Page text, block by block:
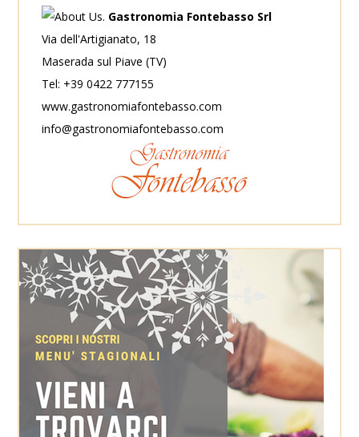
Gastronomia Fontebasso Srl
Via dell'Artigianato, 18
Maserada sul Piave (TV)
Tel: +39 0422 777155
www.gastronomiafontebasso.com
info@gastronomiafontebasso.com